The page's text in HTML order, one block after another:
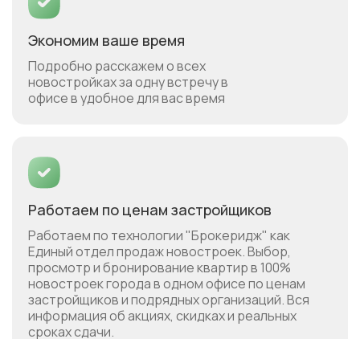
Экономим ваше время
Подробно расскажем о всех
новостройках за одну встречу в
офисе в удобное для вас время
Работаем по ценам застройщиков
Работаем по технологии "Брокеридж" как
Единый отдел продаж новостроек. Выбор,
просмотр и бронирование квартир в 100%
новостроек города в одном офисе по ценам
застройщиков и подрядных организаций. Вся
информация об акциях, скидках и реальных
сроках сдачи.